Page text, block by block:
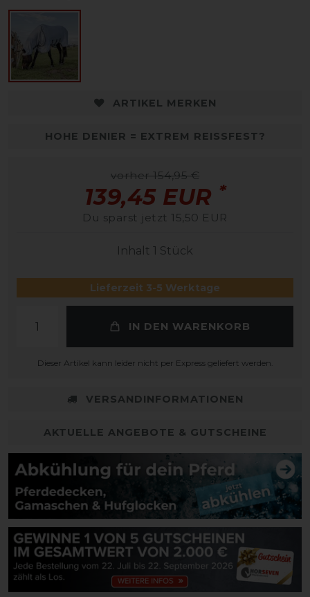
ARTIKEL MERKEN
HOHE DENIER = EXTREM REISSFEST?
vorher 154,95 €
139,45 EUR *
Du sparst jetzt 15,50 EUR
Inhalt 1 Stück
Lieferzeit 3-5 Werktage
IN DEN WARENKORB
Dieser Artikel kann leider nicht per Express geliefert werden.
VERSANDINFORMATIONEN
AKTUELLE ANGEBOTE & GUTSCHEINE